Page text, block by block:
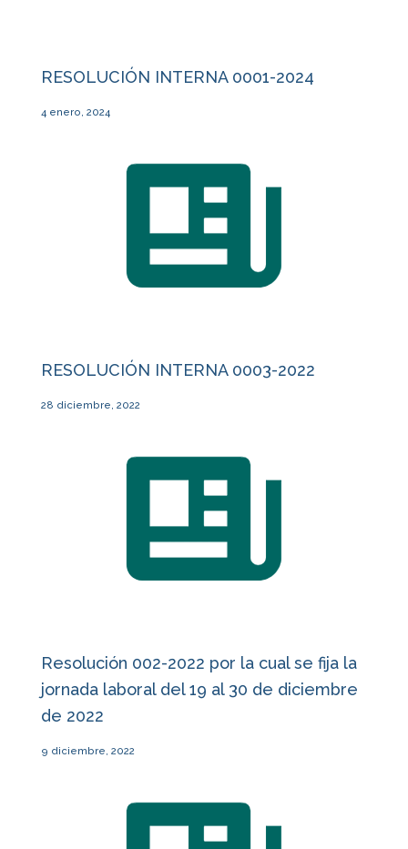
RESOLUCIÓN INTERNA 0001-2024
4 enero, 2024
RESOLUCIÓN INTERNA 0003-2022
28 diciembre, 2022
Resolución 002-2022 por la cual se fija la
jornada laboral del 19 al 30 de diciembre
de 2022
9 diciembre, 2022